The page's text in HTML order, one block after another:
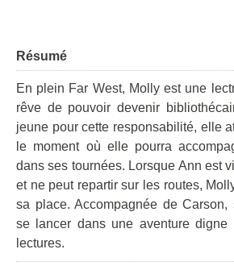
Résumé
En plein Far West, Molly est une
rêve de pouvoir devenir
jeune pour cette responsabilité, elle
le moment où elle pourra
dans ses tournées. Lorsque Ann est
et ne peut repartir sur les routes,
sa place. Accompagnée de
se lancer dans une aventure
lectures.